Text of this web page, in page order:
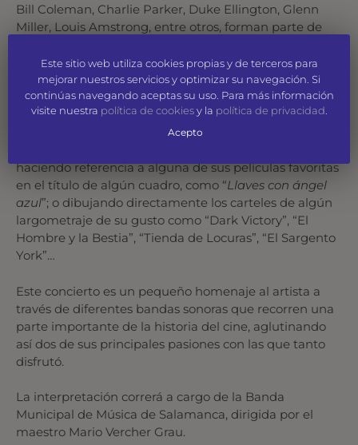
Bill Coleman, Charlie Parker, Duke Ellington, Glenn
Miller, Louis Amstrong, entre otros, forman parte de
seguro, encontró no pocos elementos de inspiración.
Asimismo, su producción pictórica está salpicada de
continuas referencias al mundo del cine, integrando
en sus obras a algunas de las actrices que más le
haciendo referencia a alguna de sus películas favoritas
en el título de algún cuadro, como “Llaves con ángel
azul”; o dibujando directamente los carteles de algún
largometraje de su gusto como “Dark Victory”, “El
Hombre y la Bestia”, “Tienda de Locuras”, “El Sargento
York”…
Este concierto es un pequeño homenaje al artista a
través de diferentes bandas sonoras que recorren una
parte importante de la historia del cine, aglutinando
así dos de sus principales pasiones con las que tanto
disfrutó.
La interpretación correrá a cargo de la Banda
Municipal de Música de Salamanca, dirigida por el
maestro Mario Vercher Grau.
Este sitio web utiliza cookies propias y de terceros para
mejorar nuestros servicios y optimizar su navegación. Si
continúas navegando aceptas su uso. Para más información
visite nuestra política de cookiesy la política de privacidad
Acepto